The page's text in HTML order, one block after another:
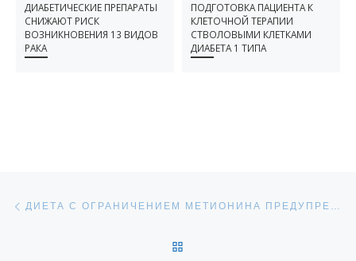
ДИАБЕТИЧЕСКИЕ ПРЕПАРАТЫ
СНИЖАЮТ РИСК
ВОЗНИКНОВЕНИЯ 13 ВИДОВ
РАКА
ПОДГОТОВКА ПАЦИЕНТА К
КЛЕТОЧНОЙ ТЕРАПИИ
СТВОЛОВЫМИ КЛЕТКАМИ
ДИАБЕТА 1 ТИПА